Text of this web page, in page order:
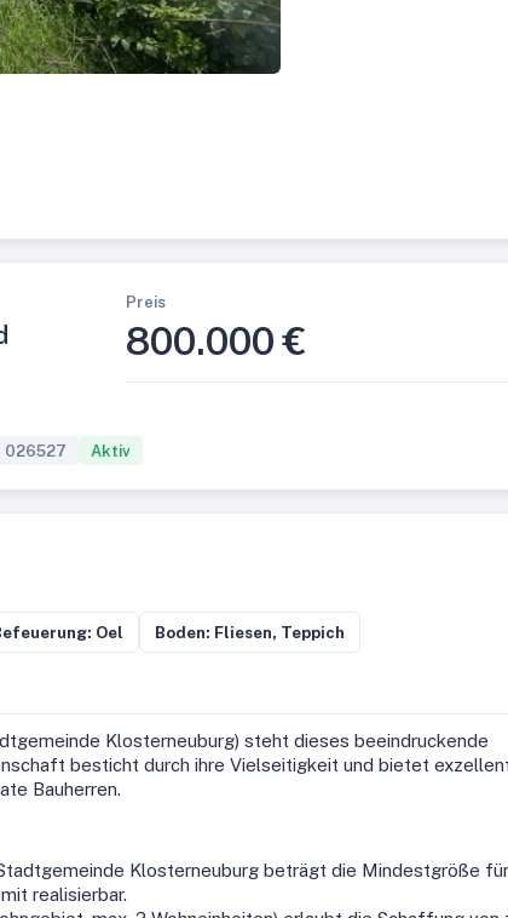
Preis
800.000 €
026527 Aktiv
Oel Boden: Fliesen, Teppich
Klosterneuburg) steht dieses beeindruckende
besticht durch ihre Vielseitigkeit und bietet
Bauherren.
Klosterneuburg beträgt die Mindestgröße für
realisierbar.